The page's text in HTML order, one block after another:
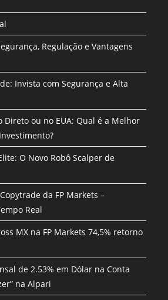
Regulação e Vantagens
Invista com Segurança e Alta
Direto ou no EUA: Qual é a Melhor
O Novo Robô Scalper de
da FP Markets –
Real
MX na FP Markets 74,5% retorno
de 2.53% em Dólar na Conta
na Alpari